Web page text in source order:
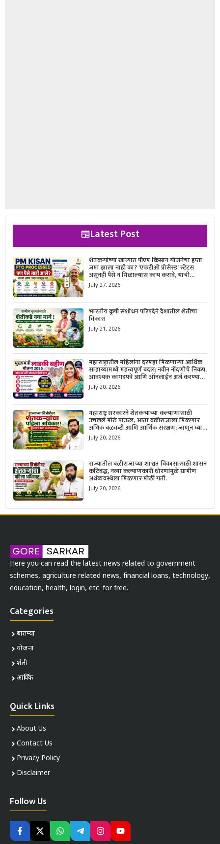
Latest Post
शेतकऱ्यांच्या खात्यात पीएम किसान योजनेचा हप्ता
जमा झाला नाही का? ‘एफटीओ प्रोसेस्ड’ स्टेटस
असूनही पैसे न मिळाल्यास काय करावे, याची
सविस्तर माहिती जाणून घ्या.
July 27, 2026
भारतीय कृषी संशोधन परिषदेने देशातील शेतीचा
विकास
July 21, 2026
महाराष्ट्रातील महिलांना दरमहा मिळणाऱ्या आर्थिक
साहाय्यामध्ये महत्त्वपूर्ण बदल; नवीन नोंदणीचे निकष,
आवश्यक कागदपत्रे आणि ऑनलाईन अर्ज करण्याची
सोपी प्रक्रिया जाणून घ्या.
July 20, 2026
महाराष्ट्र सरकारने शेतकऱ्यांच्या कल्याणासाठी
उचलले मोठे पाऊल, आता बळीराजाला मिळणार
अधिक बळकटी आणि आर्थिक संरक्षण; जाणून घ्या
सरकारचा नवा संकल्प.
July 20, 2026
राज्यातील बळीराजाच्या शाश्वत विकासासाठी शासन
कटिबद्ध, नव्या कल्याणकारी धोरणांमुळे ग्रामीण
अर्थव्यवस्थेला मिळणार मोठी गती.
July 20, 2026
Here you can read the latest news related to government
schemes, agriculture related news, financial loans, technology,
education, health, login, etc. for free.
Categories
बातम्या
योजना
शेती
आर्थिक
Quick Links
About Us
Contact Us
Privacy Policy
Disclaimer
Follow Us